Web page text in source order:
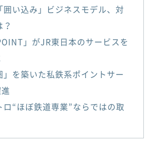
囲い込み」ビジネスモデル、対
」がJR東日本のサービスを
」を築いた私鉄系ポイントサー
ロ“ほぼ鉄道専業”ならではの取